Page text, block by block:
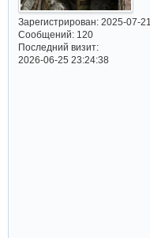
Зарегистрирован: 2025-07-21
Сообщений:120
Последний визит:
2026-06-25 23:24:38